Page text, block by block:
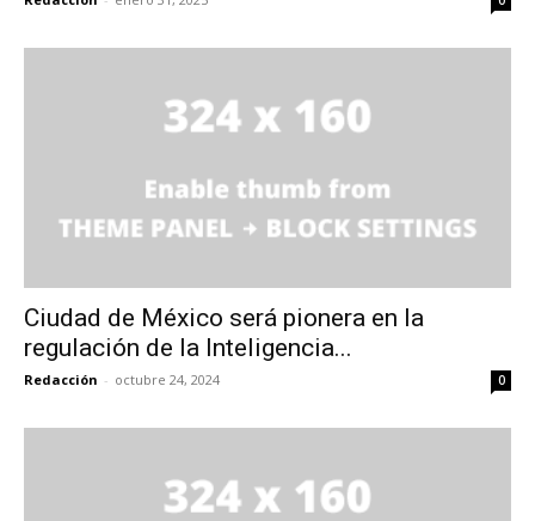
Ciudad de México será pionera en la
regulación de la Inteligencia...
Redacción - octubre 24, 2024 0